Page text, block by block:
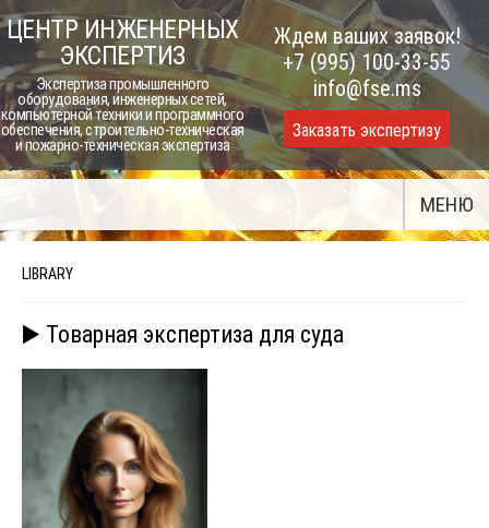
Skip
to
content
ЦЕНТР ИНЖЕНЕРНЫХ
ЭКСПЕРТИЗ
Экспертиза промышленного
оборудования, инженерных сетей,
компьютерной техники и программного
обеспечения, строительно-техническая
и пожарно-техническая экспертиза
Ждем ваших заявок!
+7 (995) 100-33-55
info@fse.ms
Заказать экспертизу
МЕНЮ
LIBRARY
▶️ Товарная экспертиза для суда